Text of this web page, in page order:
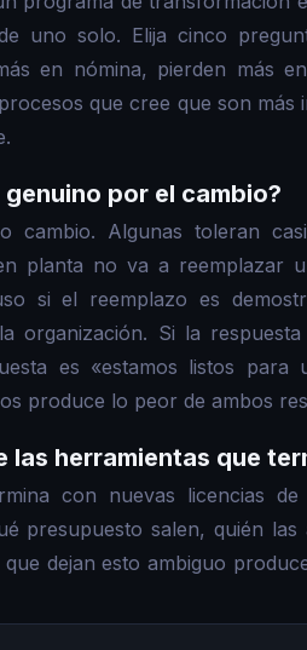
uno solo. Elija cinco
en nómina, pierden más
que cree que son más
por el cambio?
cambio. Algunas toleran
planta no va a reemplazar
si el reemplazo es
organización. Si la
es «estamos listos para
produce lo peor de ambos
las herramientas que
con nuevas licencias
presupuesto salen, quién las
dejan esto ambiguo